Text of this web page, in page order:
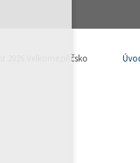
2026 Velkomeziříčsko